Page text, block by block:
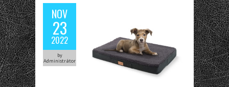
NOV
23
2022
by
Administrátor